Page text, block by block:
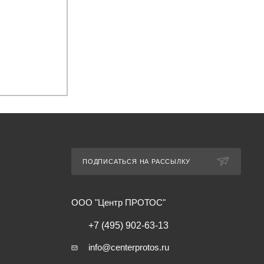
ПОДПИСАТЬСЯ НА РАССЫЛКУ
ООО "Центр ПРОТОС"
+7 (495) 902-63-13
info@centerprotos.ru